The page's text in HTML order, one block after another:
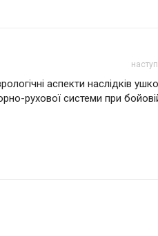
аспекти наслідків
рухової системи при